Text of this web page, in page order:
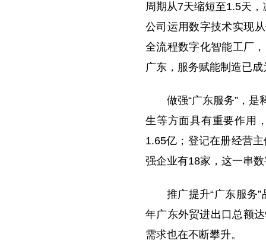
周期从7天缩短至1.5天
公司运用数字技术实现
全流程数字化智能工厂
广东，服务赋能制造已
做强“广东服务”，
生等方面具有重要作用
1.65亿；登记在册经营
强企业有18家，这一串
推广提升“广东服务
年广东外贸进出口总额
需求也在不断攀升。